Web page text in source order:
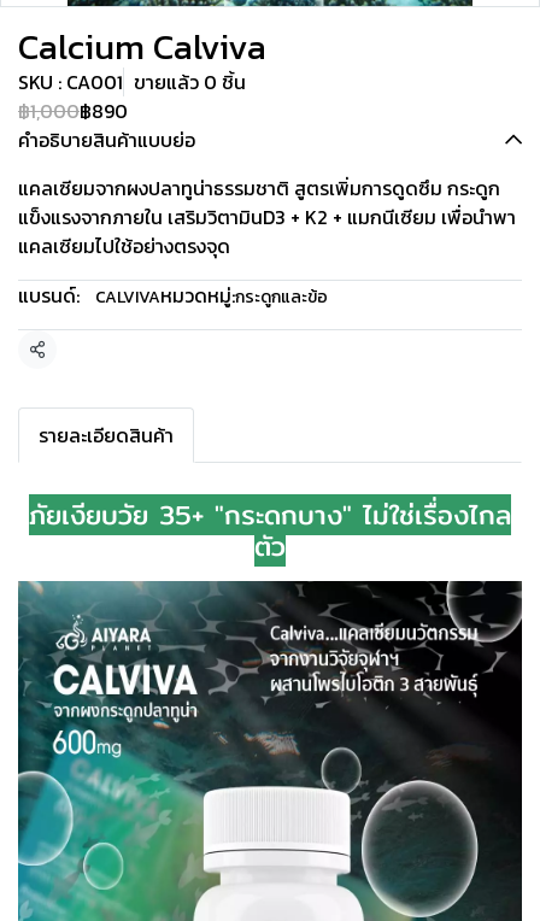
Calcium Calviva
SKU : CA001 ขายแล้ว 0 ชิ้น
฿1,000฿890
คำอธิบายสินค้าแบบย่อ
แคลเซียมจากผงปลาทูน่าธรรมชาติ สูตรเพิ่มการดูดซึม กระดูก
แข็งแรงจากภายใน เสริมวิตามินD3 + K2 + แมกนีเซียม เพื่อนำพา
แคลเซียมไปใช้อย่างตรงจุด
แบรนด์:
CALVIVAหมวดหมู่:กระดูกและข้อ
แชร์
รายละเอียดสินค้า
ภัยเงียบวัย 35+ "กระดูกบาง" ไม่ใช่เรื่องไกล
ตัว